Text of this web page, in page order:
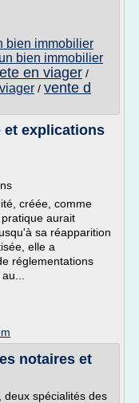
bien immobilier
bien immobilier
en viager /
/ vente d
et explications
créée, comme
aurait
sa réapparition
elle a
réglementations
notaires et
deux spécialités des